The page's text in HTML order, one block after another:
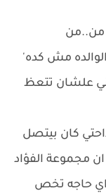
من..من
مش كده'
علشان تتعظ
كان بيتصل
مجموعة الفؤاد
حاجه تخص